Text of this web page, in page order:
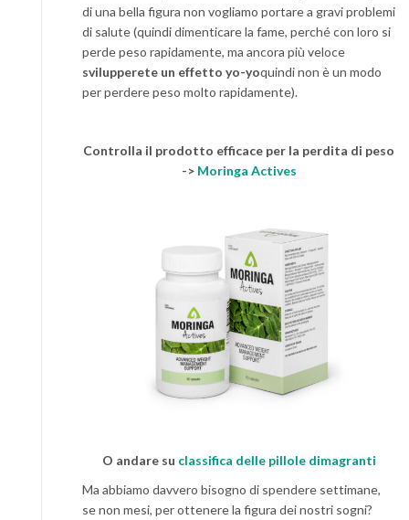
di una bella figura non vogliamo portare a gravi problemi
di salute (quindi dimenticare la fame, perché con loro si
perde peso rapidamente, ma ancora più veloce
svilupperete un effetto yo-yoquindi non è un modo
per perdere peso molto rapidamente).
Controlla il prodotto efficace per la perdita di peso
-> Moringa Actives
O andare su classifica delle pillole dimagranti
Ma abbiamo davvero bisogno di spendere settimane,
se non mesi, per ottenere la figura dei nostri sogni?